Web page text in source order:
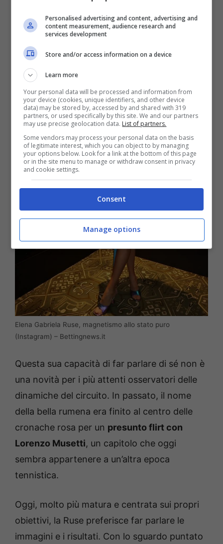
prova di una consapevolezza estetica che
poche colleghe riescono a eguagliare,
trasformando ogni sua apparizione in un
piccolo evento fashion.
Elena Gabriela Ruse, magnetismo allo stato puro
(Instagram) – Bettingnews.it
Questa sua capacità di far parlare di sé non è
una novità per i più attenti osservatori delle
dinamiche del circuito. In passato, il nome
della bella rumena era finito al centro delle
cronache rosa per un presunto flirt con
Lorenzo Musetti, un capitolo che oggi
sembra appartenere a un’altra epoca
tennistica.
Oggi, molto più matura e centrata sui propri
obiettivi, la Ruse preferisce far parlare le
immagini e i risultati. Con lo sguardo puntato
Personalised advertising and content, advertising and
content measurement, audience research and
services development
Store and/or access information on a device
Learn more
Your personal data will be processed and information from
your device (cookies, unique identifiers, and other device
data) may be stored by, accessed by and shared with 319
partners, or used specifically by this site. We and our partners
may use precise geolocation data. List of partners.
Some vendors may process your personal data on the basis
of legitimate interest, which you can object to by managing
your options below. Look for a link at the bottom of this page
or in the site menu to manage or withdraw consent in privacy
and cookie settings.
Consent
Manage options